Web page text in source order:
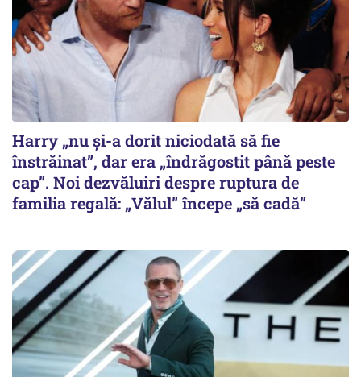
Harry „nu și-a dorit niciodată să fie
înstrăinat”, dar era „îndrăgostit până peste
cap”. Noi dezvăluiri despre ruptura de
familia regală: „Vălul” începe „să cadă”